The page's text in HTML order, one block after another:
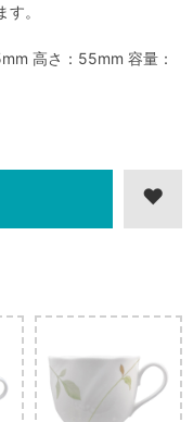
。
高さ：55mm 容量：